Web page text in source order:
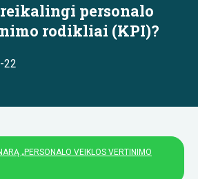
personalo
rodikliai (KPI)?
22
„PERSONALO VEIKLOS VERTINIMO